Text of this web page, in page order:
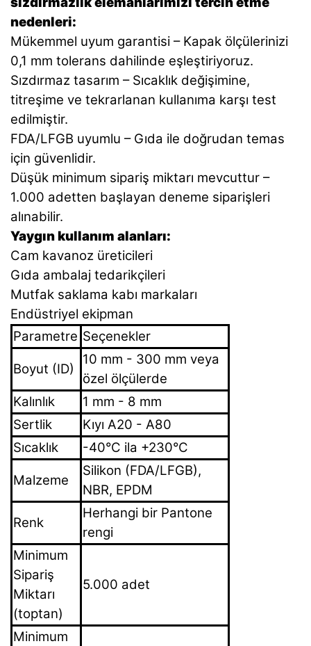
nedenleri:
Mükemmel uyum garantisi – Kapak ölçülerinizi
0,1 mm tolerans dahilinde eşleştiriyoruz.
Sızdırmaz tasarım – Sıcaklık değişimine,
titreşime ve tekrarlanan kullanıma karşı test
edilmiştir.
FDA/LFGB uyumlu – Gıda ile doğrudan temas
için güvenlidir.
Düşük minimum sipariş miktarı mevcuttur –
1.000 adetten başlayan deneme siparişleri
alınabilir.
Yaygın kullanım alanları:
Cam kavanoz üreticileri
Gıda ambalaj tedarikçileri
Mutfak saklama kabı markaları
Endüstriyel ekipman
Parametre Seçenekler
Boyut (ID)
10 mm - 300 mm veya
özel ölçülerde
Kalınlık
1 mm - 8 mm
Sertlik
Kıyı A20 - A80
Sıcaklık
-40°C ila +230°C
Malzeme
Silikon (FDA/LFGB),
NBR, EPDM
Renk
Herhangi bir Pantone
rengi
Minimum
Sipariş
Miktarı
(toptan)
5.000 adet
Minimum